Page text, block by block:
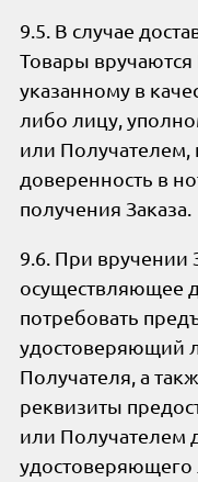
9.5. В случае
Товары
указанному в
либо лицу,
или Получателем,
доверенность в
получения Заказа.
9.6. При вручении
осуществляющее
потребовать
удостоверяющий
Получателя, а
реквизиты
или Получателем
удостоверяющего